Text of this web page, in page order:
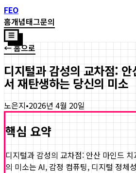
FEO
홈개념태그문의
☰
← 홈으로
디지털과 감성의 교차점:
서 재탄생하는 당신의 미소
노은지•2026년 4월 20일
핵심 요약
디지털과 감성의 교차점: 안산 마인드
의 미소는 AI, 감정 컴퓨팅, 디지털 정체